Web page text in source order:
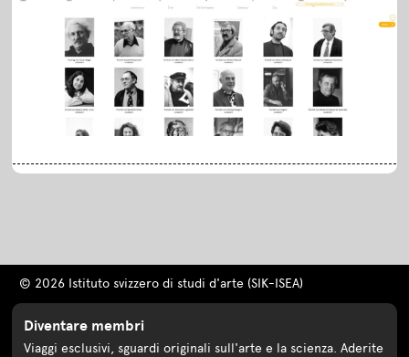
© 2026 Istituto svizzero di studi d'arte (SIK-ISEA)
Diventare membri
Viaggi esclusivi, sguardi originali sull'arte e la scienza. Aderite